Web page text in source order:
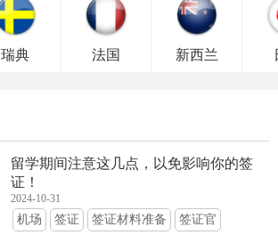
瑞典 法国 新西兰
留学期间注意这几点，以免影响你的签
证！
2024-10-31
机场 签证 签证材料准备 签证官